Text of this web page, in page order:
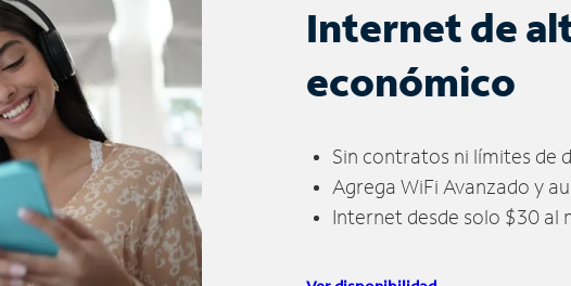
Internet de
económico
Sin contratos ni límites de
Agrega WiFi Avanzado y
Internet desde solo $30 al